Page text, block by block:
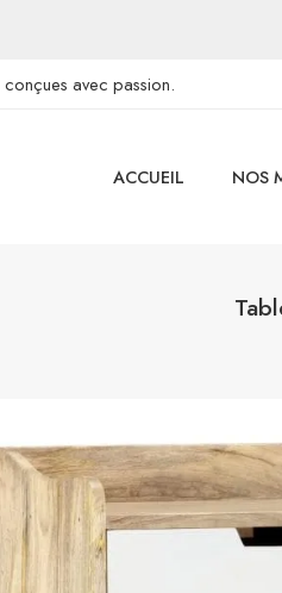
avec passion.
ACCUEIL NOS